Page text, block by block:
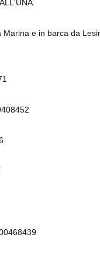
Marina e in barca da